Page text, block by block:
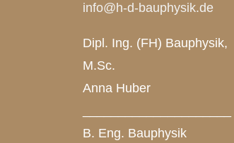
info@h-d-bauphysik.de
Dipl. Ing. (FH) Bauphysik,
M.Sc.
Anna Huber
B. Eng. Bauphysik